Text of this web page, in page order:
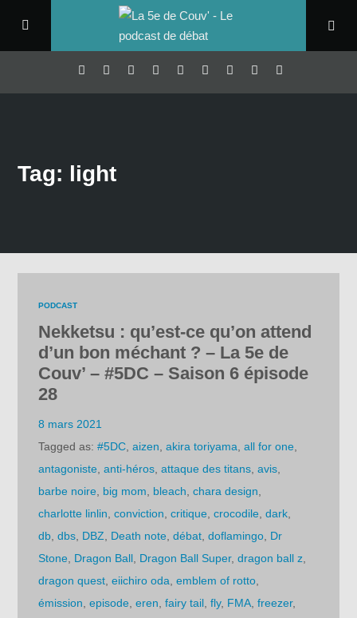
Tag: light
PODCAST
Nekketsu : qu’est-ce qu’on attend
d’un bon méchant ? – La 5e de
Couv’ – #5DC – Saison 6 épisode
28
8 mars 2021
Tagged as:#5DC ,aizen ,akira toriyama ,all for one
antagoniste ,anti-héros ,attaque des titans ,avis
barbe noire big mom bleach ,chara design
charlotte linlin ,conviction ,critique ,crocodile ,dark
db ,dbs DBZ Death note ,débat ,doflamingo Dr
Stone Dragon Ball Dragon Ball Super,dragon ball z
dragon quest ,eiichiro oda ,emblem of rotto
émission ,episode ,eren ,fairy tail ,fly, FMA ,freezer,